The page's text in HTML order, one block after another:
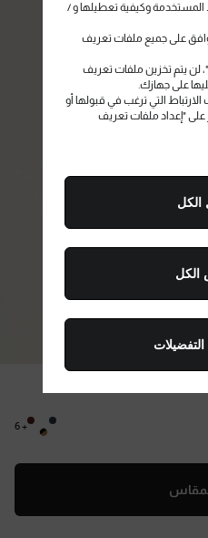
المستخدمة وكيفية تعطيلها و /
على جميع ملفات تعريف
لن يتم تخزين ملفات تعريف
على جهازك.
التي ترغب في قبولها أو
على "إعداد ملفات تعريف
الكل
+ 6